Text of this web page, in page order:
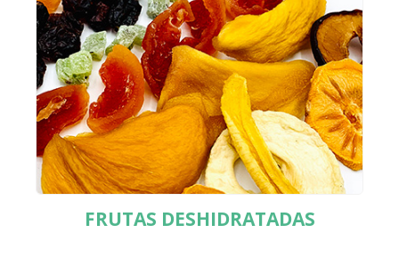
FRUTAS DESHIDRATADAS